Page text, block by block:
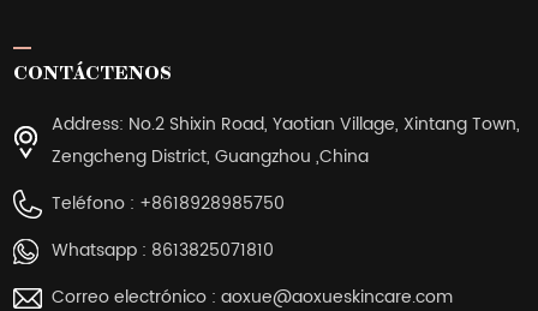
CONTÁCTENOS
Address: No.2 Shixin Road, Yaotian Village, Xintang Town,
Zengcheng District, Guangzhou ,China
Teléfono : +8618928985750
Whatsapp : 8613825071810
Correo electrónico : aoxue@aoxueskincare.com